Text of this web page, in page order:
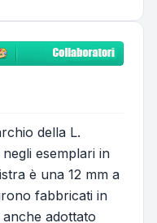
della L.
esemplari in
è una 12 mm a
fabbricati in
anche adottato